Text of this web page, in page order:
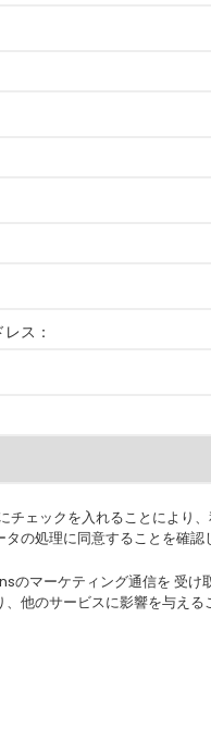
ス：
チェックを入れることにより
の処理に同意することを確認
のマーケティング通信を 受け
、他のサービスに影響を与え